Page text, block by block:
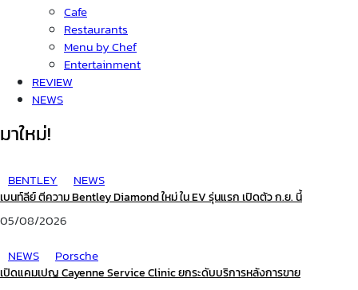
Cafe
Restaurants
Menu by Chef
Entertainment
REVIEW
NEWS
มาใหม่!
BENTLEY NEWS
เบนท์ลีย์ ตีความ Bentley Diamond ใหม่ ใน EV รุ่นแรก เปิดตัว ก.ย. นี้
05/08/2026
NEWS
Porsche
เปิดแคมเปญ Cayenne Service Clinic ยกระดับบริการหลังการขาย